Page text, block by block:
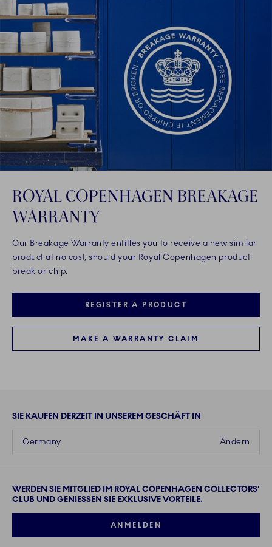
ROYAL COPENHAGEN BREAKAGE
WARRANTY
Our Breakage Warranty entitles you to receive a new similar
product at no cost, should your Royal Copenhagen product
break or chip.
REGISTER A PRODUCT
MAKE A WARRANTY CLAIM
SIE KAUFEN DERZEIT IN UNSEREM GESCHÄFT IN
Ändern
Germany
WERDEN SIE MITGLIED IM ROYAL COPENHAGEN COLLECTORS'
CLUB UND GENIESSEN SIE EXKLUSIVE VORTEILE.
ANMELDEN